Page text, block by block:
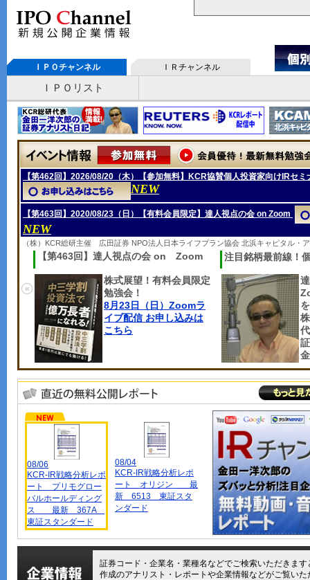
ＩＰＯチャンネル ＩＲチャンネル
ＩＰＯリスト
【第462回】2026/08/20（木）【参加無料】KCR協賛個人投資家向けIRセ
NEW
【第463回】2020/08/23（日）【有料会員限定】達人視点の会 on Zoom
NEW
（株）KCR総研主催 広田証券 NPO法人日本ライフプラン協会 北浜キャピタル・
【第463回】達人視点の会 on Zoom
株式展望！有料会員限定
勉強会！
8月23日（日）Zoomラ
イブ配信 お申し込みは
こちら
注目銘柄最前線！
«
08/06
KCR-IR戦略分析レポ
ート プリモグロー
バルホールディング
ス 最新 367A
東証スタンダード
08/04
KCR-IR戦略分析レポ
ート オリジン 最
新 6513 東証スタ
ンダード
証券コード・企業名・業種名などでご検索いただきます
作成のアナリスト・レポートや企業情報などがご覧いた